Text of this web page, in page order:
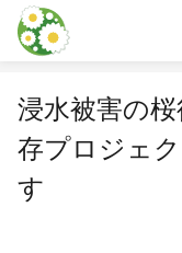
本文に飛ぶ
浸水被害の
存プロジェ
す